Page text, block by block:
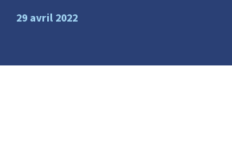
29 avril 2022